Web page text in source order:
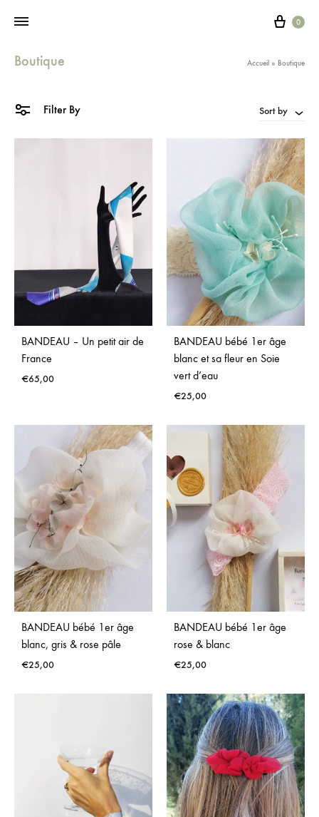
0
Boutique Accueil » Boutique
Filter By Sort by
BANDEAU – Un petit air de
France
€65,00
TO
WISHLIST
BANDEAU bébé 1er âge
blanc et sa fleur en Soie
vert d’eau
€25,00
BANDEAU bébé 1er âge
blanc, gris & rose pâle
€25,00
WISHLIST
BANDEAU bébé 1er âge
rose & blanc
€25,00
ADD
TO